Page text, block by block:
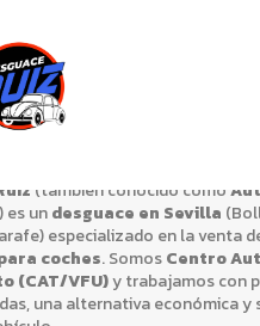
VEHÍCULOS
(también conocido como
) es undesguace en Sevilla
especializado en la venta
coches. SomosCentro
(CAT/VFU)y trabajamos con
una alternativa económica y